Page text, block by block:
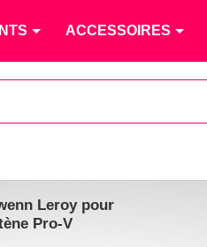
ACCESSOIRES
Leroy pour
Pro-V